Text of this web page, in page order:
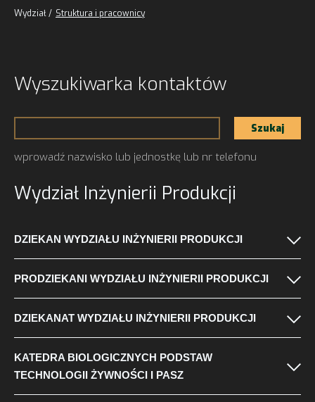
Wydział Struktura i pracownicy
Wyszukiwarka kontaktów
wprowadź nazwisko lub jednostkę lub nr telefonu
Wydział Inżynierii Produkcji
DZIEKAN WYDZIAŁU INŻYNIERII PRODUKCJI
PRODZIEKANI WYDZIAŁU INŻYNIERII PRODUKCJI
DZIEKANAT WYDZIAŁU INŻYNIERII PRODUKCJI
KATEDRA BIOLOGICZNYCH PODSTAW
TECHNOLOGII ŻYWNOŚCI I PASZ